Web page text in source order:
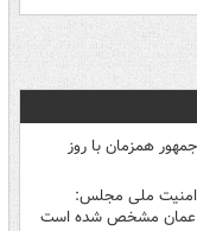
همزمان با روز
ملی مجلس:
عمان مشخص شده است